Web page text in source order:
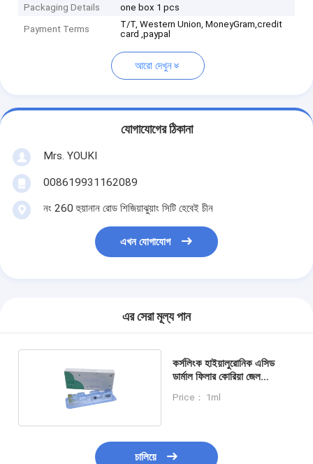
Packaging Details
one box 1 pcs
Payment Terms
T/T, Western Union, MoneyGram,credit
card ,paypal
আরো দেখুন
যোগাযোগের ঠিকানা
Mrs. YOUKI
008619931162089
নং 260 হুয়ানান রোড শিজিয়াঝুয়াং সিটি হেবেই চীন
এখন যোগাযোগ
এর সেরা মূল্য পান
কর্সলিংক হাইয়ালুরোনিক এসিড
ডার্মাল ফিলার কোরিয়া জেল
Price： 1ml
চালিয়ে